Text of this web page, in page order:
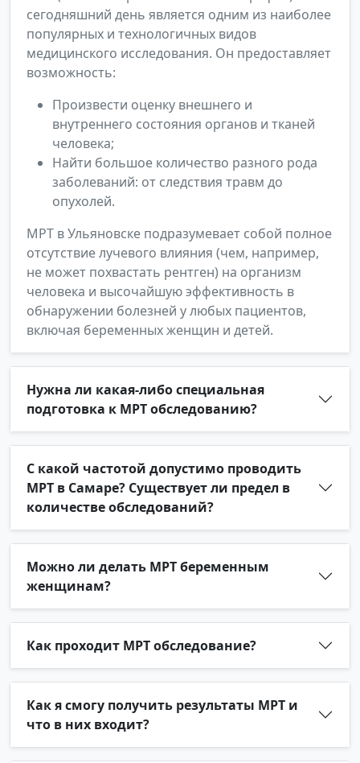
сегодняшний день является одним из наиболее
популярных и технологичных видов
медицинского исследования. Он предоставляет
возможность:
Произвести оценку внешнего и
внутреннего состояния органов и тканей
человека;
Найти большое количество разного рода
заболеваний: от следствия травм до
опухолей.
МРТ в Ульяновске подразумевает собой полное
отсутствие лучевого влияния (чем, например,
не может похвастать рентген) на организм
человека и высочайшую эффективность в
обнаружении болезней у любых пациентов,
включая беременных женщин и детей.
Нужна ли какая-либо специальная
подготовка к МРТ обследованию?
С какой частотой допустимо проводить
МРТ в Самаре? Существует ли предел в
количестве обследований?
Можно ли делать МРТ беременным
женщинам?
Как проходит МРТ обследование?
Как я смогу получить результаты МРТ и
что в них входит?